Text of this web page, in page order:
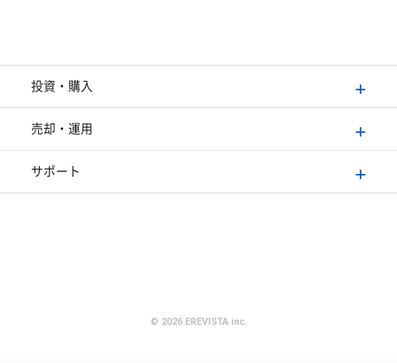
投資・購入
売却・運用
サポート
© 2026 EREVISTA inc.